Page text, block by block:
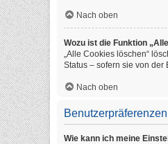
Nach oben
Wozu ist die Funktion
„Alle Cookies löschen“
Status – sofern sie von
Nach oben
Wie kann ich meine